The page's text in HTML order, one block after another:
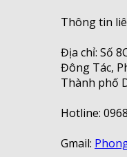
Thông tin
Địa chỉ: Số
Đông Tác,
Thành phố
Hotline:
Gmail: